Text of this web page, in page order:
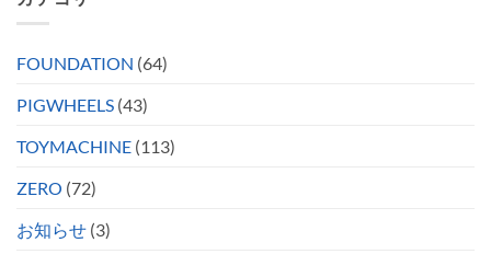
FOUNDATION (64)
PIGWHEELS (43)
TOYMACHINE (113)
ZERO (72)
お知らせ (3)